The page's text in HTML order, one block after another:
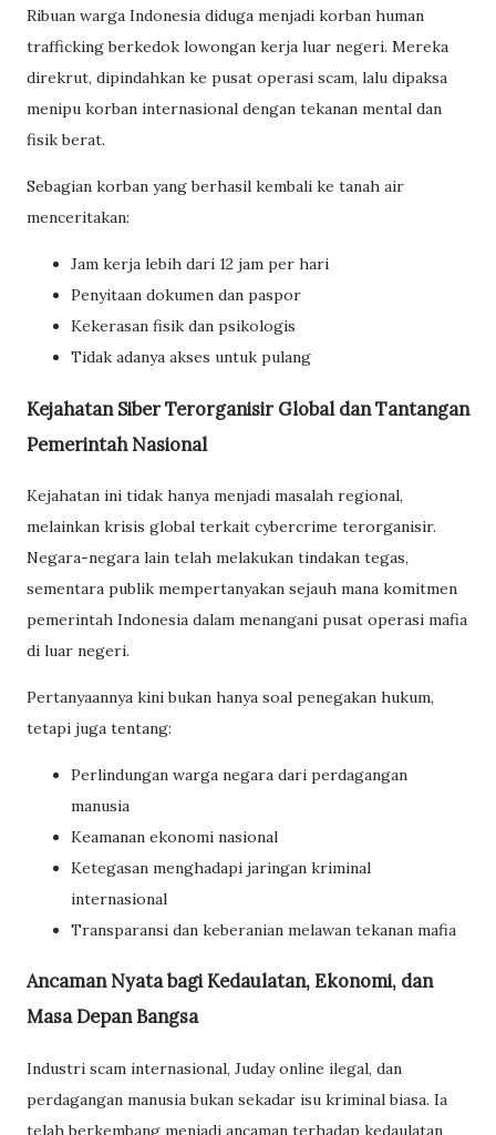
Ribuan warga Indonesia diduga menjadi korban human
trafficking berkedok lowongan kerja luar negeri. Mereka
direkrut, dipindahkan ke pusat operasi scam, lalu dipaksa
menipu korban internasional dengan tekanan mental dan
fisik berat.
Sebagian korban yang berhasil kembali ke tanah air
menceritakan:
Jam kerja lebih dari 12 jam per hari
Penyitaan dokumen dan paspor
Kekerasan fisik dan psikologis
Tidak adanya akses untuk pulang
Kejahatan Siber Terorganisir Global dan Tantangan
Pemerintah Nasional
Kejahatan ini tidak hanya menjadi masalah regional,
melainkan krisis global terkait cybercrime terorganisir.
Negara-negara lain telah melakukan tindakan tegas,
sementara publik mempertanyakan sejauh mana komitmen
pemerintah Indonesia dalam menangani pusat operasi mafia
di luar negeri.
Pertanyaannya kini bukan hanya soal penegakan hukum,
tetapi juga tentang:
Perlindungan warga negara dari perdagangan
manusia
Keamanan ekonomi nasional
Ketegasan menghadapi jaringan kriminal
internasional
Transparansi dan keberanian melawan tekanan mafia
Ancaman Nyata bagi Kedaulatan, Ekonomi, dan
Masa Depan Bangsa
Industri scam internasional, Juday online ilegal, dan
perdagangan manusia bukan sekadar isu kriminal biasa. Ia
telah berkembang menjadi ancaman terhadap kedaulatan